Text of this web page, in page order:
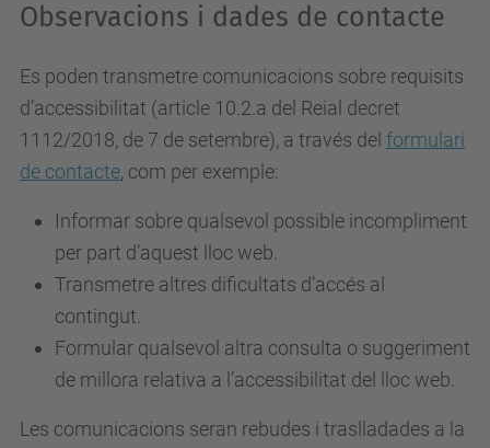
Observacions i dades de contacte
Es poden transmetre comunicacions sobre requisits
d’accessibilitat (article 10.2.a del Reial decret
1112/2018, de 7 de setembre), a través del formulari
de contacte, com per exemple:
Informar sobre qualsevol possible incompliment
per part d’aquest lloc web.
Transmetre altres dificultats d’accés al
contingut.
Formular qualsevol altra consulta o suggeriment
de millora relativa a l’accessibilitat del lloc web.
Les comunicacions seran rebudes i traslladades a la